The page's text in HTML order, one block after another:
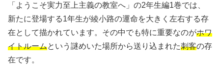
「ようこそ実力至上主義の教室へ」の2年生編1巻では、
新たに登場する1年生が綾小路の運命を大きく左右する存
在として描かれています。その中でも特に重要なのがホワ
イトルームという謎めいた場所から送り込まれた刺客の存
在です。